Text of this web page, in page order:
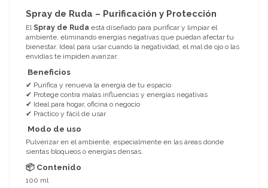
Spray de Ruda – Purificación y Protección
ElSpray de Ruda está diseñado para purificar y limpiar el
ambiente, eliminando energías negativas que puedan afectar tu
bienestar. Ideal para usar cuando la negatividad, el mal de ojo o las
envidias te impiden avanzar.
Beneficios
✔ Purifica y renueva la energía de tu espacio
✔ Protege contra malas influencias y energías negativas
✔ Ideal para hogar, oficina o negocio
✔ Práctico y fácil de usar
Modo de uso
Pulverizar en el ambiente, especialmente en las áreas donde
sientas bloqueos o energías densas.
📦 Contenido
100 ml